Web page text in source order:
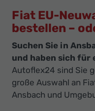
zu
Top-
Preisen
-
Ihr
Innovatives
Fiat EU-
bestellen –
Suchen Sie in
und haben sich für
Autoflex24 sind Sie
große Auswahl an
Ansbach und